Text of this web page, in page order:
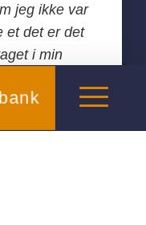
jeg ikke var
et det er det
i min